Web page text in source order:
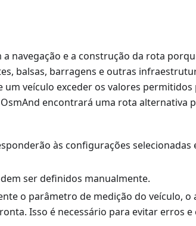
navegação e a construção da rota
balsas, barragens e outras
veículo exceder os valores permitidos
encontrará uma rota alternativa
às configurações selecionadas
ser definidos manualmente.
o parâmetro de medição do veículo,
Isso é necessário para evitar erros